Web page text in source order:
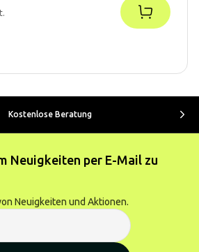
Kostenlose Beratung
Neuigkeiten per E-Mail zu
Neuigkeiten und Aktionen.